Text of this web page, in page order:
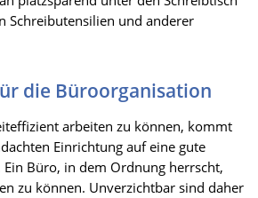
Schreibutensilien und anderer
die Büroorganisation
arbeiten zu können, kommt
Einrichtung auf eine gute
Büro, in dem Ordnung herrscht,
zu können. Unverzichtbar sind daher